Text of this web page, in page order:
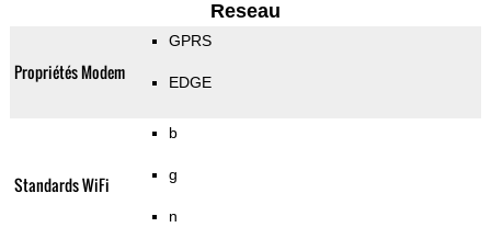
Reseau
Propriétés Modem
GPRS
EDGE
Standards WiFi
b
g
n